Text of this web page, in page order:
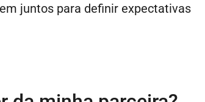
juntos para definir expectativas